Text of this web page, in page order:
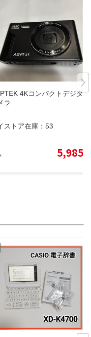
4Kコンパクトデジタル
ラ
ストア在庫： 53
5,985